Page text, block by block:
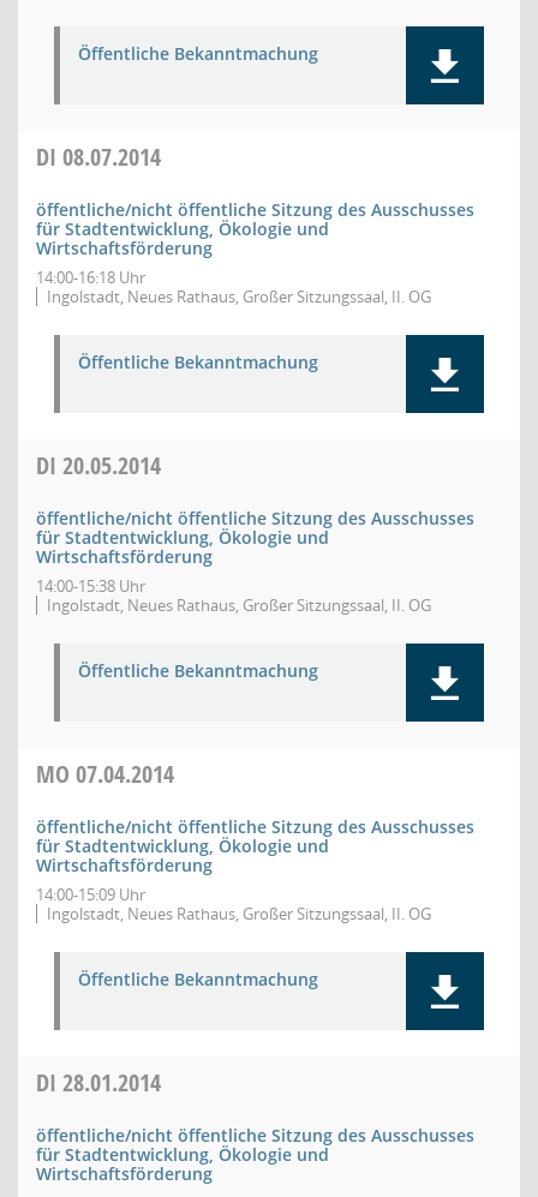
Öffentliche Bekanntmachung
DI 08.07.2014
öffentliche/nicht öffentliche Sitzung des Ausschusses
für Stadtentwicklung, Ökologie und
Wirtschaftsförderung
14:00-16:18 Uhr
Ingolstadt, Neues Rathaus, Großer Sitzungssaal, II. OG
Öffentliche Bekanntmachung
DI 20.05.2014
öffentliche/nicht öffentliche Sitzung des Ausschusses
für Stadtentwicklung, Ökologie und
Wirtschaftsförderung
14:00-15:38 Uhr
Ingolstadt, Neues Rathaus, Großer Sitzungssaal, II. OG
Öffentliche Bekanntmachung
MO 07.04.2014
öffentliche/nicht öffentliche Sitzung des Ausschusses
für Stadtentwicklung, Ökologie und
Wirtschaftsförderung
14:00-15:09 Uhr
Ingolstadt, Neues Rathaus, Großer Sitzungssaal, II. OG
Öffentliche Bekanntmachung
DI 28.01.2014
öffentliche/nicht öffentliche Sitzung des Ausschusses
für Stadtentwicklung, Ökologie und
Wirtschaftsförderung